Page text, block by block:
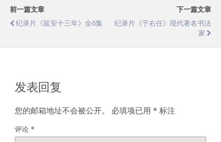
前一篇文章
纪录片《延安十三年》全6集
下一篇文章
纪录片《于右任》现代著名书法
家
发表回复
您的邮箱地址不会被公开。 必填项已用 * 标注
评论 *